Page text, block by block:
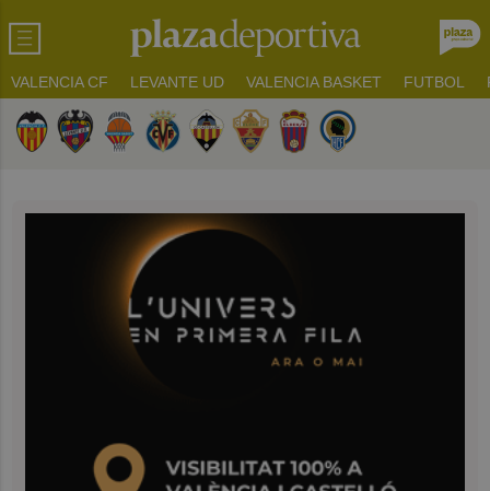
VALENCIA CF LEVANTE UD VALENCIA BASKET FUTBOL